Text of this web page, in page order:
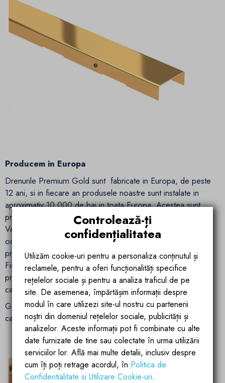
Producem in Europa
Drenurile Premium Gold sunt fabricate in Europa, de peste
12 ani, si in fiecare an produsele noastre sunt instalate in
aproximativ 10.000 de bai in toata Europa. Acestea sunt
produse pentru piețele foarte solicitante din Europa de
Vest, unde clientul are o selecție uriașă de mărci
occidentale. Succesul nostru este calitatea și fiabilitatea
produsului. Avem grija de fiecare detaliu al scurgerii .
Fiecare produs, înainte de a fi ambalat, trece printr-un
proces de control detaliat pentru a asigura cea mai înaltă
calitate și funcționalitate.
Garanție: 5 ani pentru scurgere, 2 ani pentru acoperire (
capac )
Controlează-ți
confidențialitatea
Utilizăm cookie-uri pentru a personaliza conținutul și
reclamele, pentru a oferi funcționalități specifice
rețelelor sociale și pentru a analiza traficul de pe
site. De asemenea, împărtășim informații despre
modul în care utilizezi site-ul nostru cu partenerii
noștri din domeniul rețelelor sociale, publicității și
analizelor. Aceste informații pot fi combinate cu alte
date furnizate de tine sau colectate în urma utilizării
serviciilor lor. Află mai multe detalii, inclusiv despre
cum îți poți retrage acordul, în Politica de
Confidentialitate si Utilizare Cookie-uri.